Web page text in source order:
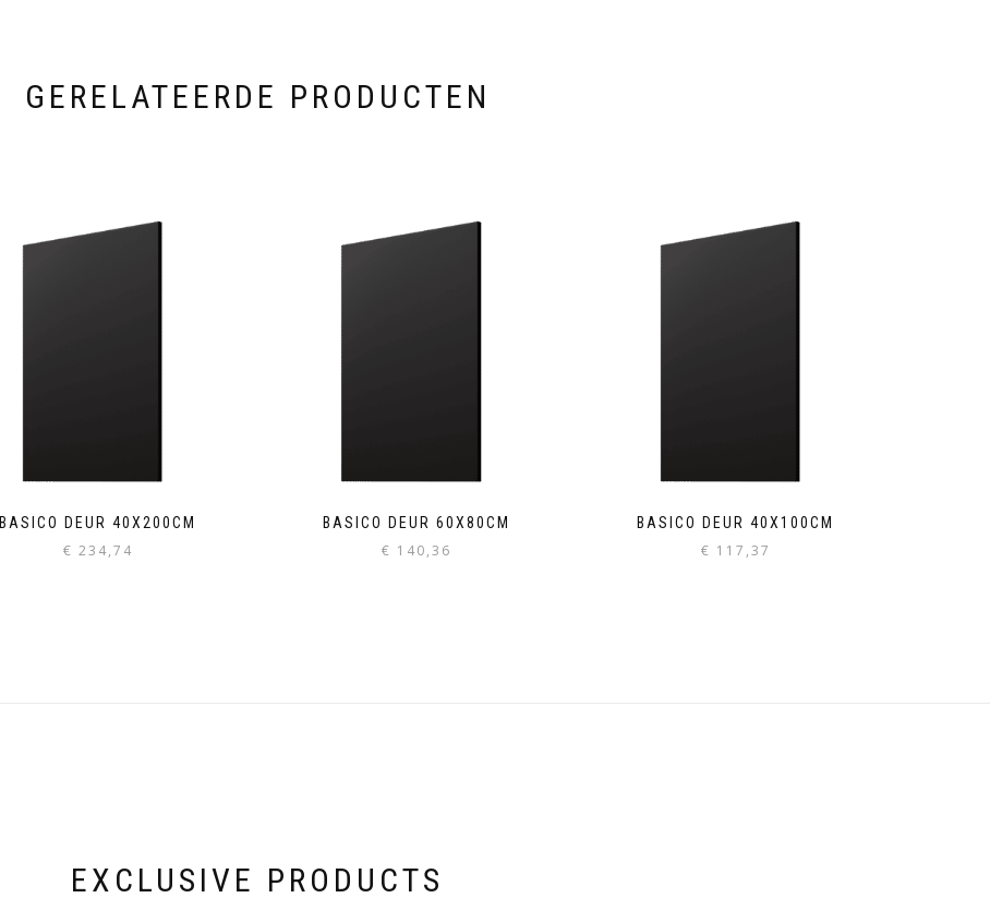
GERELATEERDE PRODUCTEN
BASICO DEUR 40X200CM
€ 234,74
BASICO DEUR 60X80CM
€ 140,36
BASICO DEUR 40X100CM
€ 117,37
EXCLUSIVE PRODUCTS